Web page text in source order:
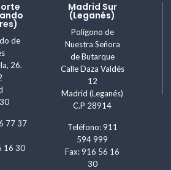
de
26.
77 37
16 30
Madrid Sur
(Leganés)
Polígono de
Nuestra Señora
de Butarque
Calle Daza Valdés
12
Madrid (Leganés)
C.P 28914
Teléfono: 911
594 999
Fax: 916 56 16
30